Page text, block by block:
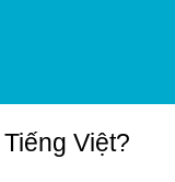
Việt?